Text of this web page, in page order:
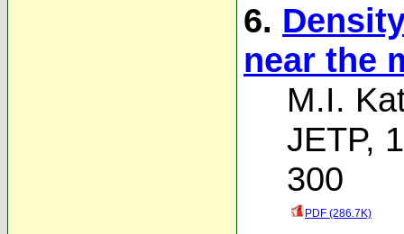
6.
near the
M.I.
JETP,
300
PDF (286.7K)